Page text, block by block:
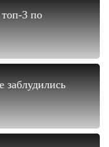
топ-3 по
заблудились